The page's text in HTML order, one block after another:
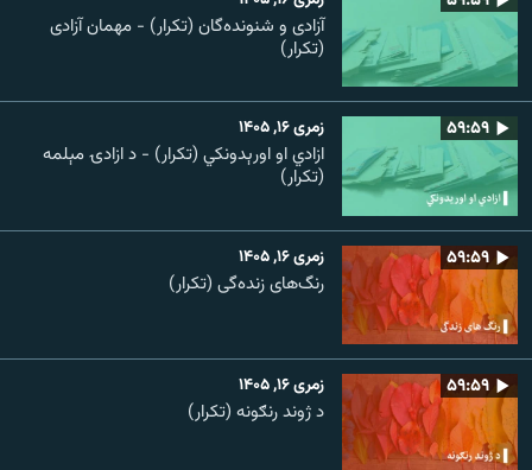
آزادی و شنونده‌گان (تکرار) - مهمان آزادی
(تکرار)
۵۹:۵۹ زمری ۱۶, ۱۴۰۵
ازادي او اورېدونکي (تکرار) - د ازادۍ مېلمه
(تکرار)
۵۹:۵۹ زمری ۱۶, ۱۴۰۵
رنگ‌های زنده‌گی (تکرار)
۵۹:۵۹ زمری ۱۶, ۱۴۰۵
د ژوند رنګونه (تکرار)